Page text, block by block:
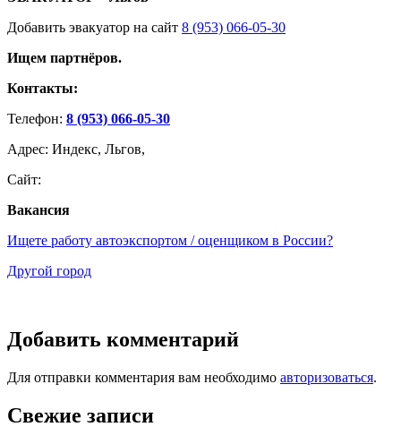
Добавить эвакуатор на сайт 8 (953) 066-05-30
Ищем партнёров.
Контакты:
Телефон: 8 (953) 066-05-30
Адрес: Индекс, Льгов,
Сайт:
Вакансия
Ищете работу автоэкспортом / оценщиком в России?
Другой город
Добавить комментарий
Для отправки комментария вам необходимо авторизоваться.
Свежие записи